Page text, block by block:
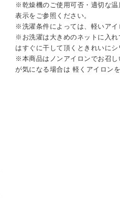
※乾燥機のご使用可否・適切な
表示をご参照ください。
※洗濯条件によっては、軽いアイ
※お洗濯は大きめのネットに入
はすぐに干して頂くときれいにシ
※本商品はノンアイロンでお召
が気になる場合は 軽くアイロン